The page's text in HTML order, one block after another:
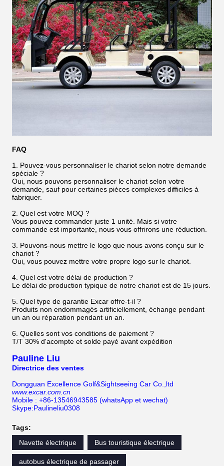
FAQ
1. Pouvez-vous personnaliser le chariot selon notre demande
spéciale ?
Oui, nous pouvons personnaliser le chariot selon votre
demande, sauf pour certaines pièces complexes difficiles à
fabriquer.
2. Quel est votre MOQ ?
Vous pouvez commander juste 1 unité. Mais si votre
commande est importante, nous vous offrirons une réduction.
3. Pouvons-nous mettre le logo que nous avons conçu sur le
chariot ?
Oui, vous pouvez mettre votre propre logo sur le chariot.
4. Quel est votre délai de production ?
Le délai de production typique de notre chariot est de 15 jours.
5. Quel type de garantie Excar offre-t-il ?
Produits non endommagés artificiellement, échange pendant
un an ou réparation pendant un an.
6. Quelles sont vos conditions de paiement ?
T/T 30% d'acompte et solde payé avant expédition
Pauline Liu
Directrice des ventes
Dongguan Excellence Golf&Sightseeing Car Co.,ltd
www.excar.com.cn
Mobile : +86-13546943585 (whatsApp et wechat)
Skype:Paulineliu0308
Tags:
Navette électrique
Bus touristique électrique
autobus électrique de passager